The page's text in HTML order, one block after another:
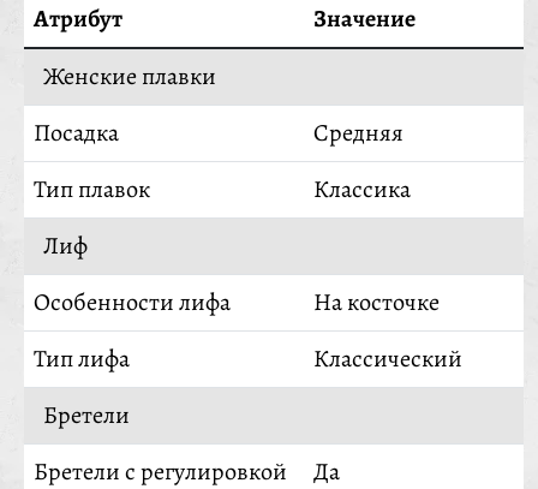
Атрибут
Значение
Женские плавки
Посадка
Средняя
Тип плавок
Классика
Лиф
Особенности лифа
На косточке
Тип лифа
Классический
Бретели
Бретели с регулировкой
Да